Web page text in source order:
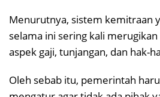
Menurutnya, sistem kemitraan
selama ini sering kali
aspek gaji, tunjangan, dan hak-
Oleh sebab itu, pemerintah